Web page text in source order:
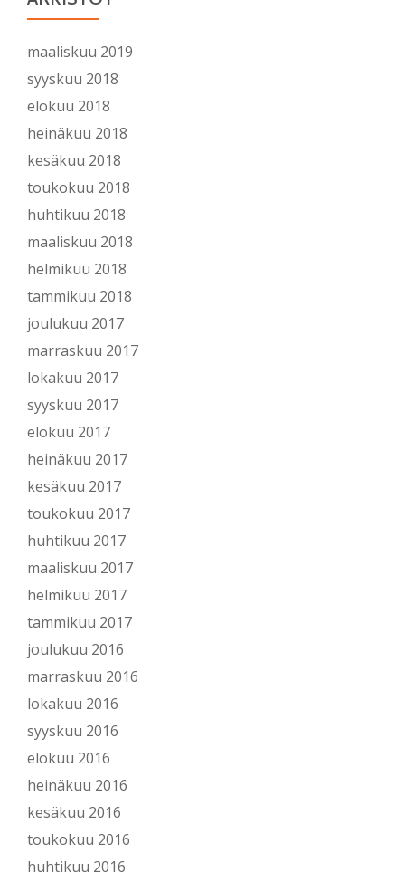
maaliskuu 2019
syyskuu 2018
elokuu 2018
heinäkuu 2018
kesäkuu 2018
toukokuu 2018
huhtikuu 2018
maaliskuu 2018
helmikuu 2018
tammikuu 2018
joulukuu 2017
marraskuu 2017
lokakuu 2017
syyskuu 2017
elokuu 2017
heinäkuu 2017
kesäkuu 2017
toukokuu 2017
huhtikuu 2017
maaliskuu 2017
helmikuu 2017
tammikuu 2017
joulukuu 2016
marraskuu 2016
lokakuu 2016
syyskuu 2016
elokuu 2016
heinäkuu 2016
kesäkuu 2016
toukokuu 2016
huhtikuu 2016